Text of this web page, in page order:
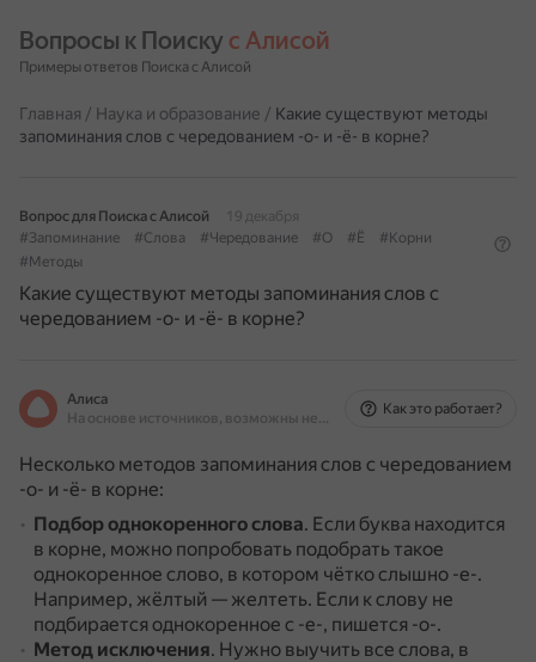
Вопросы к Поиску с Алисой
Примеры ответов Поиска с Алисой
Главная / Наука и образование / Какие существуют методы
запоминания слов с чередованием -о- и -ё- в корне?
Вопрос для Поиска с Алисой
19 декабря
#Запоминание
#Слова #Чередование #О #Ё
#Корни
#Методы
Какие существуют методы запоминания слов с
чередованием -о- и -ё- в корне?
Алиса
На основе источников, возможны неточности
Как это работает?
Несколько методов запоминания слов с чередованием
-о- и -ё- в корне:
Подбор однокоренного слова. Если буква находится
в корне, можно попробовать подобрать такое
однокоренное слово, в котором чётко слышно -е-.
Например, жёлтый — желтеть. Если к слову не
подбирается однокоренное с -е-, пишется -о-.
Метод исключения. Нужно выучить все слова, в